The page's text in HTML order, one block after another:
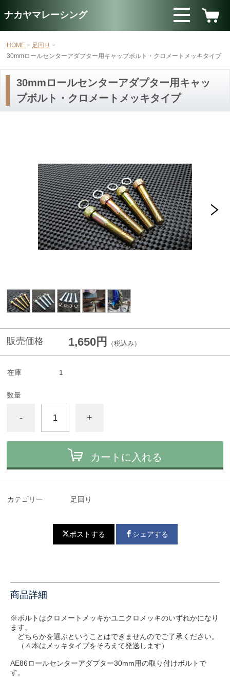
ナカヤマレーシング
HOME
足回り
30mmロールセンターアダプター用キャップボルト・クロメートメッキタイプ
30mmロールセンターアダプター用キャッ
プボルト・クロメートメッキタイプ
販売価格 1,650円 （税込み）
在庫 1
数量
- +
カートに入れる
カテゴリー 足回り
ポストする シェアする
商品詳細
※ボルトはクロメートメッキかユニクロメッキのいずれかになり
ます。
どちらかを選ぶということはできませんのでご了承ください。
（４本はメッキタイプをそろえて発送します）
AE86ロールセンターアダプター30mm用の取り付けボルトで
す。